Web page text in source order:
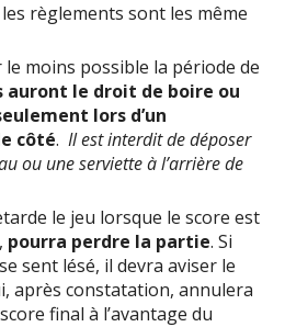
règlements sont les même
moins possible la période de
auront le droit de boire ou
lors d’un
côté.Il est interdit de déposer
ou une serviette à l’arrière de
le jeu lorsque le score est
pourra perdre la partie. Si
sent lésé, il devra aviser le
après constatation, annulera
final à l’avantage du